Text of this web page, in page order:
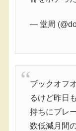
— 堂周
ブックオフ
るけど昨日
持ちにブレ
数低減月間